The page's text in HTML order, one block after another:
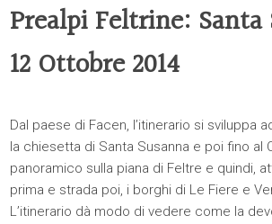
Prealpi Feltrine: Santa
12 Ottobre 2014
Dal paese di Facen, l’itinerario si sviluppa
la chiesetta di Santa Susanna e poi fino al
panoramico sulla piana di Feltre e quindi,
prima e strada poi, i borghi di Le Fiere e
L’itinerario dà modo di vedere come la